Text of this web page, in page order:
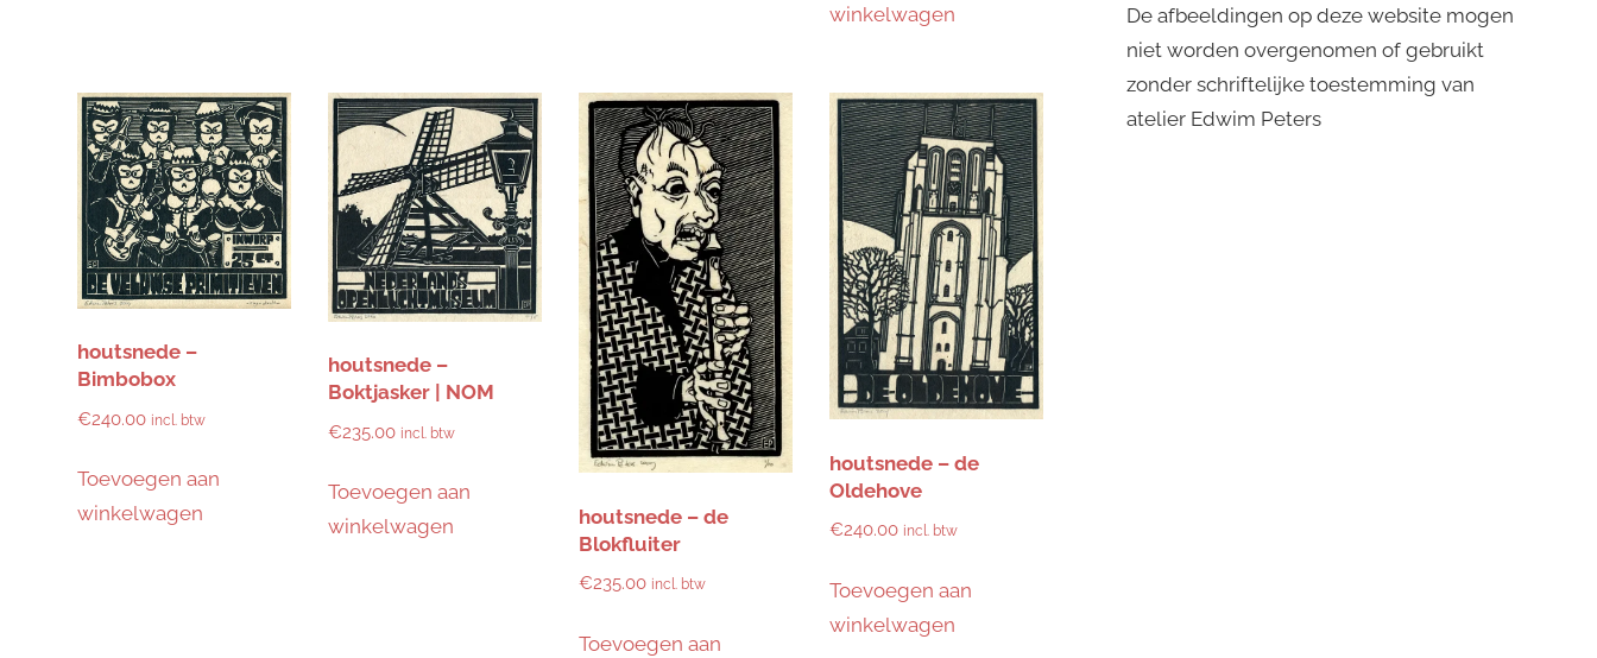
winkelwagen
houtsnede –
Bimbobox
€240.00 incl. btw
Toevoegen aan
winkelwagen
houtsnede –
Boktjasker | NOM
€235.00 incl. btw
Toevoegen aan
winkelwagen
houtsnede – de
Blokfluiter
€235.00 incl. btw
Toevoegen aan
houtsnede – de
Oldehove
€240.00 incl. btw
Toevoegen aan
winkelwagen
De afbeeldingen op deze website mogen
niet worden overgenomen of gebruikt
zonder schriftelijke toestemming van
atelier Edwim Peters